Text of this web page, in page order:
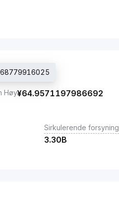
Høy¥64.9571197986692
Sirkulerende forsyning
3.30B